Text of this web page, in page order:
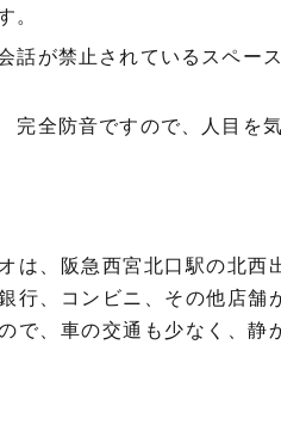
。
が禁止されているスペース
全防音ですので、人目を気
は、阪急西宮北口駅の北
行、コンビニ、その他店
で、車の交通も少なく、